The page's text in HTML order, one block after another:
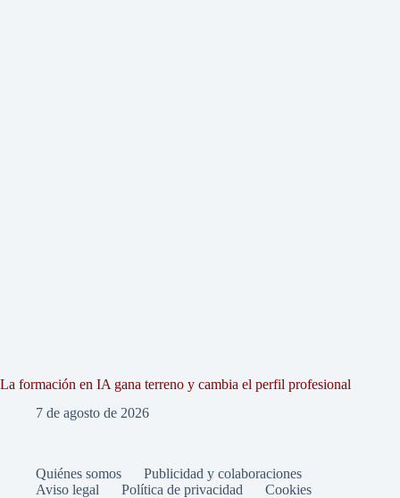
La formación en IA gana terreno y cambia el perfil profesional
7 de agosto de 2026
Quiénes somos
Publicidad y colaboraciones
Aviso legal
Política de privacidad Cookies